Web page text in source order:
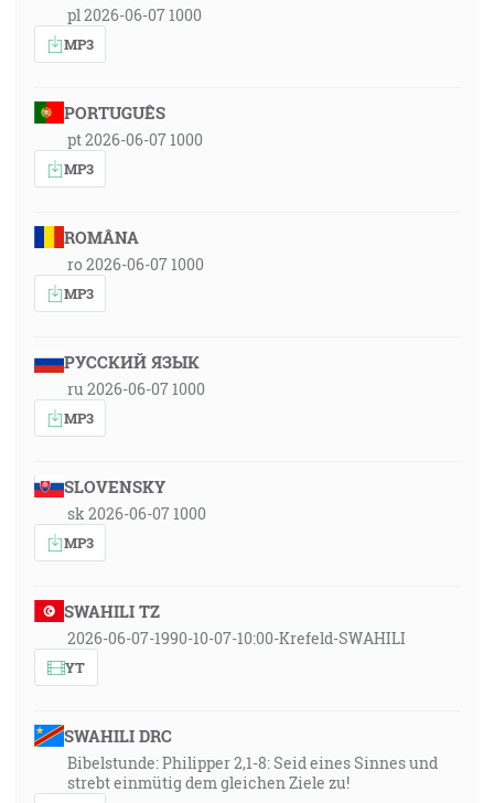
pl 2026-06-07 1000
MP3
PORTUGUÊS
pt 2026-06-07 1000
MP3
ROMÂNA
ro 2026-06-07 1000
MP3
РУССКИЙ ЯЗЫК
ru 2026-06-07 1000
MP3
SLOVENSKY
sk 2026-06-07 1000
MP3
SWAHILI TZ
2026-06-07-1990-10-07-10:00-Krefeld-SWAHILI
YT
SWAHILI DRC
Bibelstunde: Philipper 2,1-8: Seid eines Sinnes und
strebt einmütig dem gleichen Ziele zu!